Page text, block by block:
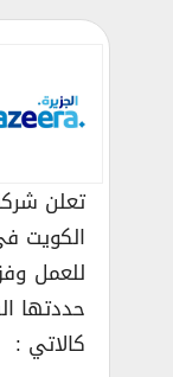
تعلن
الكويت
للعمل
حددتها
كالاتي :